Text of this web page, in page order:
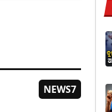
NEWS7